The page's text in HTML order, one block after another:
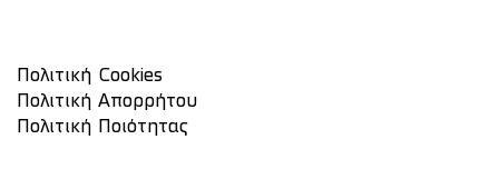
Πολιτική Cookies
Πολιτική Απορρήτου
Πολιτική Ποιότητας